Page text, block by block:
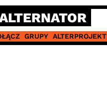
GRUPY ALTERPROJEKT